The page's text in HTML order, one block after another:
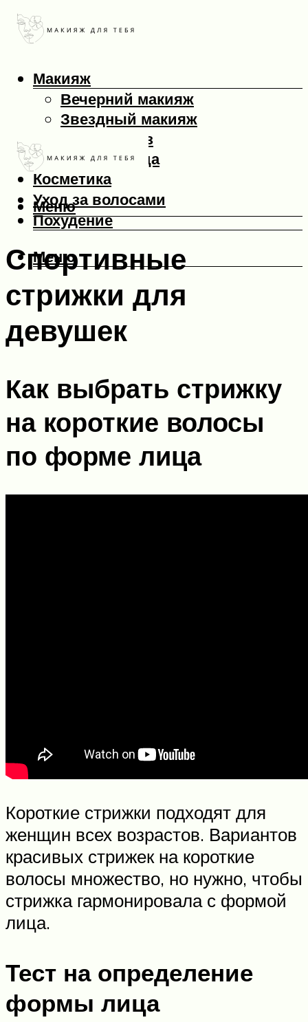
Макияж
Вечерний макияж
Звездный макияж
Макияж глаз
Макияж лица
Косметика
Уход за волосами
Похудение
Меню
Меню
Спортивные
стрижки для
девушек
Как выбрать стрижку
на короткие волосы
по форме лица
Короткие стрижки подходят для
женщин всех возрастов. Вариантов
красивых стрижек на короткие
волосы множество, но нужно, чтобы
стрижка гармонировала с формой
лица.
Тест на определение
формы лица